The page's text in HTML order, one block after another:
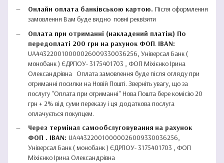
Онлайн оплата банківською картою. Після оформлення
замовлення Вам будe виднo повні реквізити
Оплата при отриманні (накладений платіж) По
передоплаті 200 грн на рахунок ФОП. IBAN:
UA443220010000026009330036256, Універсал Банк (
монобанк ) ЄДРПОУ- 3175401703 , ФОП Міхієнко Ірина
Олександрівна Оплата замовлення буде після огляду при
отриманні посилки на Новій Пошті. Зверніть увагу, що за
послугу "Оплата при отриманні" Нова Пошта бере комісію 20
грн + 2% від суми переказу і ця додаткова послуга
оплачується покупцем.
Через термінал самообслуговування на рахунок
ФОП . IBAN: UA443220010000026009330036256,
Універсал Банк ( монобанк ) ЄДРПОУ- 3175401703 , ФОП
Міхієнко Ірина Олександрівна